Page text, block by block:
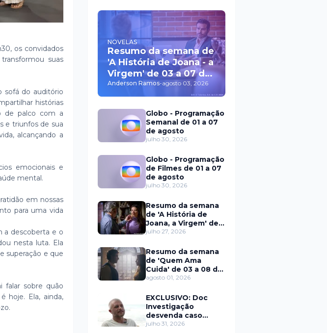
os convidados
suas
sofá do auditório
histórias
de palco com a
e triunfos de sua
alcançando a
emocionais e
mental.
em nossas
para uma vida
a descoberta e o
nesta luta. Ela
superação e que
falar sobre quão
hoje. Ela, ainda,
NOVELAS
Resumo da semana de
'A História de Joana - a
Virgem' de 03 a 07 de
agosto
Anderson Ramos-agosto 03, 2026
Globo - Programação
Semanal de 01 a 07
de agosto
julho 30, 2026
Globo - Programação
de Filmes de 01 a 07
de agosto
julho 30, 2026
Resumo da semana
de 'A História de
Joana, a Virgem' de
27 a 31 de julho
julho 27, 2026
Resumo da semana
de 'Quem Ama
Cuida' de 03 a 08 de
agosto
agosto 01, 2026
EXCLUSIVO: Doc
Investigação
desvenda caso
Eduardo Martins e
julho 31, 2026